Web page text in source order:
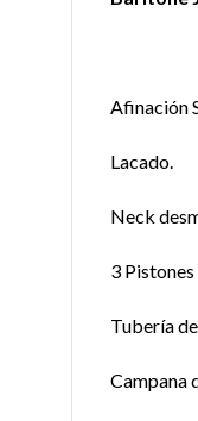
Afinación
Lacado.
Neck
3
Tubería
Campana